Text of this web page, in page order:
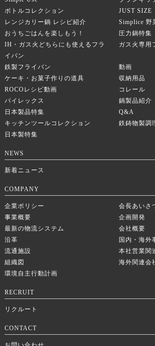
ボトルコレクション
JUST SIZE
レンジカリー鍋 レシピ紹介
Simplice 野
おうちごはんを楽しもう！
圧力鍋特集
IH・ガス火どちらにも使えるフラ
イパン
ガス火専用
鉄製フライパン
動画
ケーキ・お菓子作りの道具
収納用品
ROCOレシピ動画
コレール
パイレックス
鍋製品紹介
日本製品特集
Q&A
キッチンツールコレクション
鉄鋳物製調
日本製特集
NEWS
新着ニュース
COMPANY
企業ポリシー
会長あいさ
事業概要
企画開発
最新の物流システム
会社概要
沿革
国内・海外
流通施設
本社営業関
組織図
海外関連会
環境自主行動計画
RECRUIT
リクルート
CONTACT